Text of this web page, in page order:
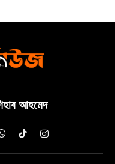
আহমেদ
WhatsAppTikTokInstagram